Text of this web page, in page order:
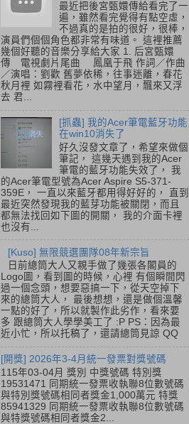
最近把後宮甄嬛傳給看完了一
遍，雖然看完覺得有點空虛，
不過真的是拍的很好，很棒，
演員們個個角色都非常有味道。 這裡推薦
幾個好聽的音樂分享給大家 1. 后宮甄嬛
傳 電視劇片尾曲 鳳凰于飛 作詞／作曲
／演唱：劉歡 舊夢依稀，往事迷離，春花
秋月裡 如霧裡看花，水中望月，飄來又浮
去 君...
[抓蟲] 我的Acer筆電藍牙功能
在win10消失了
好久沒發文章了，希望來做個
筆記， 這幾天遇到我的Acer
筆電的藍牙功能失效了， 我
的Acer筆電型號為Acer Aspire S5-371-
359E， 一直以來藍牙都用得好好的， 直到
最近突然發現我的藍芽功能被關閉，而且
都無法找回如下圖的開關， 我的介面卡裡
也沒有...
[Kuso] 無限競選團隊08年新宗旨
日前總筒大人又親手做了幾張各閣員的
Logo圖，看到圖的時候，心裡 有個瞬間閃
過一個念頭，想要惡搞一下，從天空掉下
來的總筒大人， 最後想想，還是做個溫馨
一點的好了，所以就製作此劣作，看來要
多 跟總筒大人學學美工了 :P PS：因為最
近小忙，所以托稿了，還請總筒見諒 QQ
[開獎] 2026年3-4月統一發票對獎號碼
115年03-04月 獎別 中獎號碼 特別獎
19531471 同期統一發票收執聯8位數號碼
與特別獎號碼相同者獎金1,000萬元 特獎
85941329 同期統一發票收執聯8位數號碼
與特獎號碼相同者獎金2...